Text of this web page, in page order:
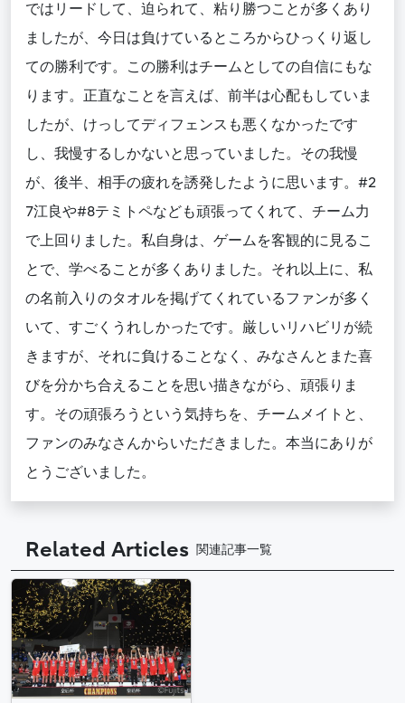
ではリードして、迫られて、粘り勝つことが多くあり
ましたが、今日は負けているところからひっくり返し
ての勝利です。この勝利はチームとしての自信にもな
ります。正直なことを言えば、前半は心配もしていま
したが、けっしてディフェンスも悪くなかったです
し、我慢するしかないと思っていました。その我慢
が、後半、相手の疲れを誘発したように思います。#2
7江良や#8テミトペなども頑張ってくれて、チーム力
で上回りました。私自身は、ゲームを客観的に見るこ
とで、学べることが多くありました。それ以上に、私
の名前入りのタオルを掲げてくれているファンが多く
いて、すごくうれしかったです。厳しいリハビリが続
きますが、それに負けることなく、みなさんとまた喜
びを分かち合えることを思い描きながら、頑張りま
す。その頑張ろうという気持ちを、チームメイトと、
ファンのみなさんからいただきました。本当にありが
とうございました。
Related Articles 関連記事一覧